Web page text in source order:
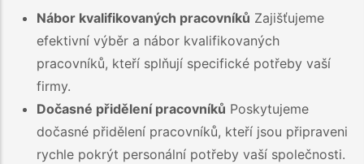
Nábor kvalifikovaných pracovníků Zajišťujeme
efektivní výběr a nábor kvalifikovaných
pracovníků, kteří splňují specifické potřeby vaší
firmy.
Dočasné přidělení pracovníků Poskytujeme
dočasné přidělení pracovníků, kteří jsou připraveni
rychle pokrýt personální potřeby vaší společnosti.